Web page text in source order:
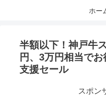
ホー
半額以下！神戸牛
円、3万円相当で
支援セール
スポン